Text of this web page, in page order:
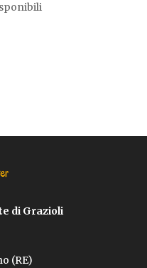
di Grazioli
(RE)